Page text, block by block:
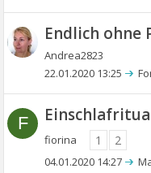
Endlich ohne
Andrea2823
22.01.2020 13:25
F
fiorina 1 2
04.01.2020 14:27